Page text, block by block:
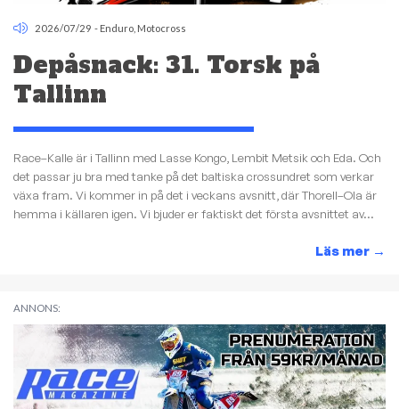
2026/07/29 - Enduro Motocross
Depåsnack: 31. Torsk på
Tallinn
Race–Kalle är i Tallinn med Lasse Kongo, Lembit Metsik och Eda. Och
det passar ju bra med tanke på det baltiska crossundret som verkar
växa fram. Vi kommer in på det i veckans avsnitt, där Thorell–Ola är
hemma i källaren igen. Vi bjuder er faktiskt det första avsnittet av...
Läs mer →
ANNONS: